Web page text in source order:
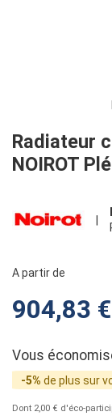
Radiateur
NOIROT
A partir de
904,83 €
Vous
-5% de plus sur
Dont 2,00 € d'éco-